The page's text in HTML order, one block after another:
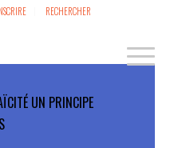
RECHERCHER
UN PRINCIPE